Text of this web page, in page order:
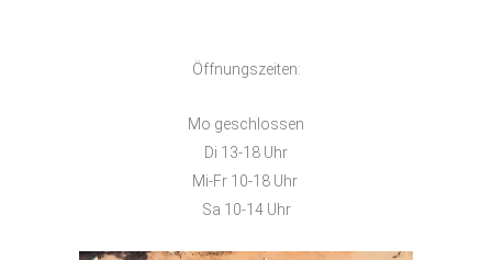
Öffnungszeiten:
Mo geschlossen
Di 13-18 Uhr
Mi-Fr 10-18 Uhr
Sa 10-14 Uhr